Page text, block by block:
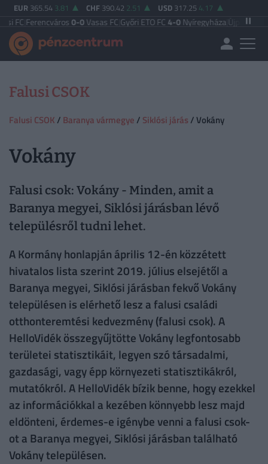
EUR 365.54 3.81 CHF 390.42 2.51 USD 317.25 4.17
Ferencváros0-0Vasas FC|Győri ETO FC4-0Nyíregyháza|Újpest FC 4-2
Falusi CSOK
Falusi CSOK / Baranya vármegye / Siklósi járás / Vokány
Vokány
Falusi csok: Vokány - Minden, amit a
Baranya megyei, Siklósi járásban lévő
településről tudni lehet.
A Kormány honlapján április 12-én közzétett
hivatalos lista szerint 2019. július elsejétől a
Baranya megyei, Siklósi járásban fekvő Vokány
településen is elérhető lesz a falusi családi
otthonteremtési kedvezmény (falusi csok). A
HelloVidék összegyűjtötte Vokány legfontosabb
területei statisztikáit, legyen szó társadalmi,
gazdasági, vagy épp környezeti statisztikákról,
mutatókról. A HelloVidék bízik benne, hogy ezekkel
az információkkal a kezében könnyebb lesz majd
eldönteni, érdemes-e igénybe venni a falusi csok-
ot a Baranya megyei, Siklósi járásban található
Vokány településen.